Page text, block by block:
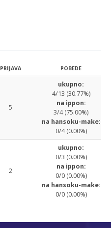
PRIJAVA POBEDE
5
ukupno:
4/13 (30.77%)
na ippon:
3/4 (75.00%)
na hansoku-make:
0/4 (0.00%)
2
ukupno:
0/3 (0.00%)
na ippon:
0/0 (0.00%)
na hansoku-make:
0/0 (0.00%)